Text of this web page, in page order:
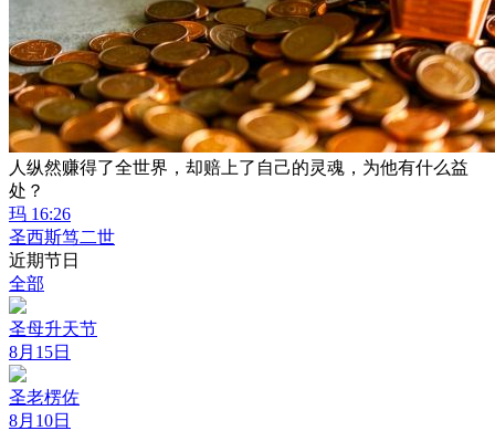
人纵然赚得了全世界，却赔上了自己的灵魂，为他有什么益
处？
玛 16:26
圣西斯笃二世
近期节日
全部
圣母升天节
8月15日
圣老楞佐
8月10日